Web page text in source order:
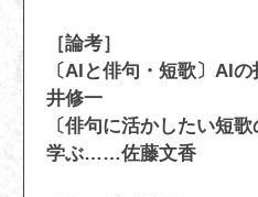
［論考］
〔AIと俳句・短歌〕AI
井修一
〔俳句に活かしたい短
学ぶ……佐藤文香